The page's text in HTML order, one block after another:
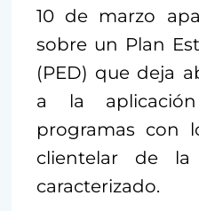
10 de marzo
sobre un Plan
(PED) que deja
a la
programas con
clientelar de
caracterizado.